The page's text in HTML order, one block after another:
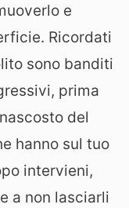
e
Ricordati
sono banditi
prima
del
hanno sul tuo
intervieni,
a non lasciarli